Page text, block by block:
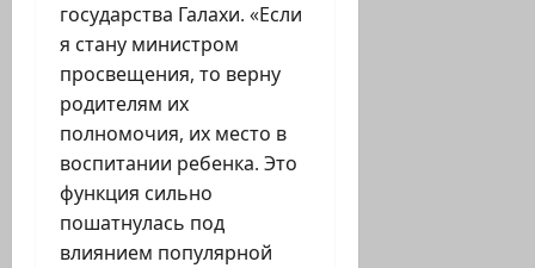
государства Галахи. «Если
я стану министром
просвещения, то верну
родителям их
полномочия, их место в
воспитании ребенка. Это
функция сильно
пошатнулась под
влиянием популярной